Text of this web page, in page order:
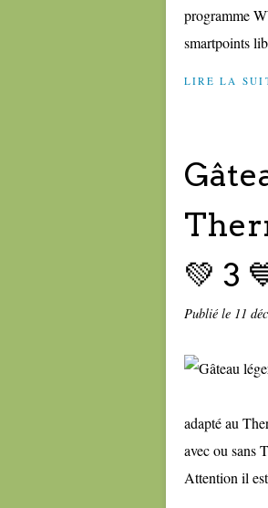
programme
smartpoints
LIRE LA
💚 3
Publié le 11
adapté au
avec ou sans
Attention il